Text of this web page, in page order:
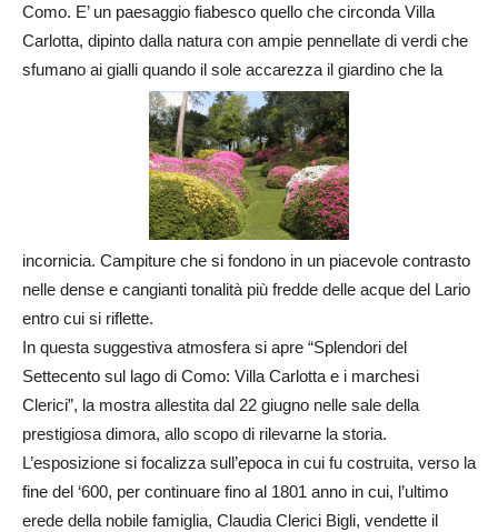
Como. E’ un paesaggio fiabesco quello che circonda Villa
Carlotta, dipinto dalla natura con ampie pennellate di verdi che
sfumano ai gialli quando il sole accarezza il giardino che la
incornicia. Campiture che si fondono in un piacevole contrasto
nelle dense e cangianti tonalità più fredde delle acque del Lario
entro cui si riflette.
In questa suggestiva atmosfera si apre “Splendori del
Settecento sul lago di Como: Villa Carlotta e i marchesi
Clerici”, la mostra allestita dal 22 giugno nelle sale della
prestigiosa dimora, allo scopo di rilevarne la storia.
L’esposizione si focalizza sull’epoca in cui fu costruita, verso la
fine del ‘600, per continuare fino al 1801 anno in cui, l’ultimo
erede della nobile famiglia, Claudia Clerici Bigli, vendette il